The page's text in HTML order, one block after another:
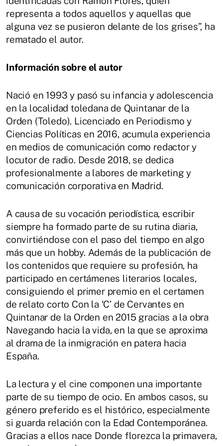
representa a todos aquellos y aquellas que
alguna vez se pusieron delante de los grises”, ha
rematado el autor.
Información sobre el autor
Nació en 1993 y pasó su infancia y adolescencia
en la localidad toledana de Quintanar de la
Orden (Toledo). Licenciado en Periodismo y
Ciencias Políticas en 2016, acumula experiencia
en medios de comunicación como redactor y
locutor de radio. Desde 2018, se dedica
profesionalmente a labores de marketing y
comunicación corporativa en Madrid.
A causa de su vocación periodística, escribir
siempre ha formado parte de su rutina diaria,
convirtiéndose con el paso del tiempo en algo
más que un hobby. Además de la publicación de
los contenidos que requiere su profesión, ha
participado en certámenes literarios locales,
consiguiendo el primer premio en el certamen
de relato corto Con la ‘C’ de Cervantes en
Quintanar de la Orden en 2015 gracias a la obra
Navegando hacia la vida, en la que se aproxima
al drama de la inmigración en patera hacia
España.
La lectura y el cine componen una importante
parte de su tiempo de ocio. En ambos casos, su
género preferido es el histórico, especialmente
si guarda relación con la Edad Contemporánea.
Gracias a ellos nace Donde florezca la primavera,